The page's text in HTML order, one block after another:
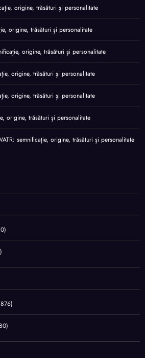
origine, trăsături și personalitate
origine, trăsături și personalitate
origine, trăsături și personalitate
origine, trăsături și personalitate
origine, trăsături și personalitate
origine, trăsături și personalitate
semnificație, origine, trăsături și personalitate